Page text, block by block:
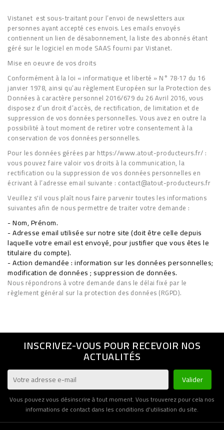
Vistanet est sous-traitant pour l’envoi de newsletters aux
personnes ayant accepté ces envois. Les emails envoyés
contiennent un lien de désabonnement, la liste des abonnés étant
géré sur le logiciel en mode SAAS fourni par Vistanet.
Mise en oeuvre de vos droits
Conformément à la loi « informatique et liberté » N° 78·17 du 16
janvier 1978, ainsi qu’au règlement Européen sur la Protection des
Données à caractère personnel 2016/679 du 26 Avril 2016, vous
disposez d’un droit d’accès, de rectification, de limitation et de
suppression de vos données personnelles. Vous avez en outre la
possibilité à tout moment de retirer votre consentement à la
conservation de vos données personnelles.
Pour les données gérées par https://www.atout-producteurs.fr/ :
vous pouvez faire valoir vos droits à la communication, la
rectification ou la suppression de vos données personnelles en
écrivant à l’adresse email suivante : contact@atout-producteurs.fr
Veuillez s'il vous plaît nous faire parvenir toutes les informations
suivantes afin de nous permettre de traiter votre demande :
- Nom, Prénom.
- Adresse email utilisée sur notre site (doit être celle depuis
laquelle votre email est envoyé, pour justifier que vous êtes le
titulaire du compte).
- Action demandée : information sur les données personnelles;
modification de données ; suppression de données.
Nous répondrons à votre demande dans le délai fixé par le
règlement général sur la protection des données (RGPD).
INSCRIVEZ-VOUS POUR RECEVOIR NOS
ACTUALITÉS
Vous pouvez vous désinscrire à tout moment. Vous trouverez pour cela nos
informations de contact dans les conditions d'utilisation du site.